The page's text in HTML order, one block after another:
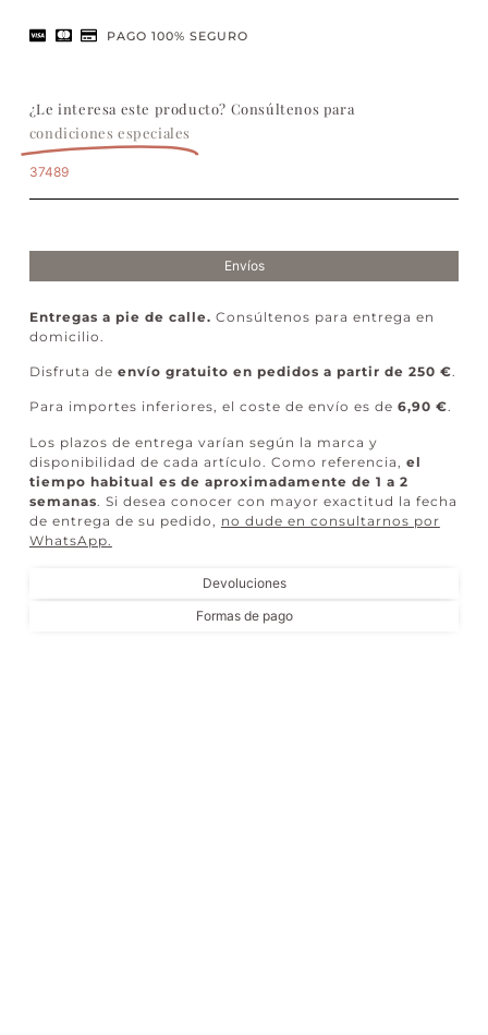
PAGO 100% SEGURO
¿Le interesa este producto? Consúltenos para
condiciones especiales
37489
Envíos
Devoluciones
Formas de pago
Entregas a pie de calle. Consúltenos para entrega en
domicilio.
Disfruta de envío gratuito en pedidos a partir de 250 €
Para importes inferiores, el coste de envío es de 6,90 €.
Los plazos de entrega varían según la marca y
disponibilidad de cada artículo. Como referencia, el
tiempo habitual es de aproximadamente de 1 a 2
semanas . Si desea conocer con mayor exactitud la fecha
de entrega de su pedido, no dude en consultarnos por
WhatsApp